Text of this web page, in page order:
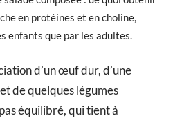
en protéines et en choline,
enfants que par les adultes.
d’un œuf dur, d’une
de quelques légumes
équilibré, qui tient à